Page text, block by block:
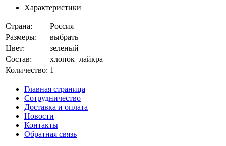
Характеристики
Страна:
Россия
Размеры:
выбрать
Цвет:
зеленый
Состав:
хлопок+лайкра
Количество: 1
Главная страница
Сотрудничество
Доставка и оплата
Новости
Контакты
Обратная связь